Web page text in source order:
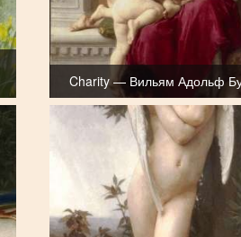
Charity — Вильям Адольф